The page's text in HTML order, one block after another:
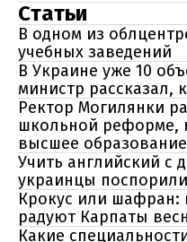
Статьи
В одном из
учебных заведений
В Украине уже 10
министр рассказал,
Ректор Могилянки
школьной реформе,
высшее образование
Учить английский с
украинцы
Крокус или шафран:
радуют Карпаты
Какие